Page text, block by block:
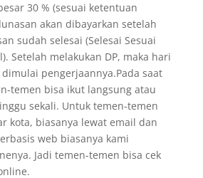
30 % (sesuai ketentuan
akan dibayarkan setelah
sudah selesai (Selesai Sesuai
Setelah melakukan DP, maka hari
pengerjaannya.Pada saat
temen bisa ikut langsung atau
sekali. Untuk temen-temen
kota, biasanya lewat email dan
web biasanya kami
Jadi temen-temen bisa cek